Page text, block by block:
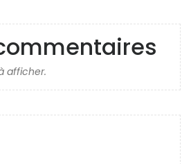
afficher.